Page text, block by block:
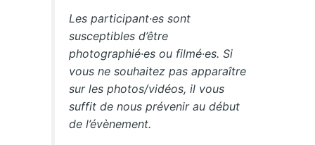
Les participant·es sont
susceptibles d’être
photographié·es ou filmé·es. Si
vous ne souhaitez pas apparaître
sur les photos/vidéos, il vous
suffit de nous prévenir au début
de l’évènement.